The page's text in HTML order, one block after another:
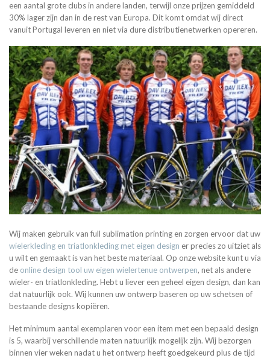
een aantal grote clubs in andere landen, terwijl onze prijzen gemiddeld
30% lager zijn dan in de rest van Europa. Dit komt omdat wij direct
vanuit Portugal leveren en niet via dure distributienetwerken opereren.
Wij maken gebruik van full sublimation printing en zorgen ervoor dat uw
wielerkleding en triatlonkleding met eigen design er precies zo uitziet als
u wilt en gemaakt is van het beste materiaal. Op onze website kunt u via
de online design tool uw eigen wielertenue ontwerpen, net als andere
wieler- en triatlonkleding. Hebt u liever een geheel eigen design, dan kan
dat natuurlijk ook. Wij kunnen uw ontwerp baseren op uw schetsen of
bestaande designs kopiëren.
Het minimum aantal exemplaren voor een item met een bepaald design
is 5, waarbij verschillende maten natuurlijk mogelijk zijn. Wij bezorgen
binnen vier weken nadat u het ontwerp heeft goedgekeurd plus de tijd